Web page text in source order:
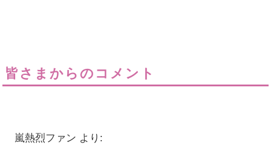
皆さまからのコメント
嵐熱烈ファン より: